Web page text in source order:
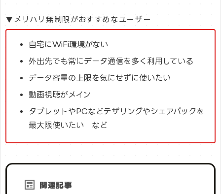
▼メリハリ無制限がおすすめなユーザー
自宅にWiFi環境がない
外出先でも常にデータ通信を多く利用している
データ容量の上限を気にせずに使いたい
動画視聴がメイン
タブレットやPCなどテザリングやシェアパックを
最大限使いたい など
関連記事